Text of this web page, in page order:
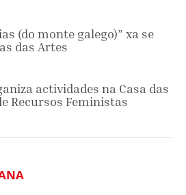
(do monte galego)” xa se
das Artes
actividades na Casa das
Recursos Feministas